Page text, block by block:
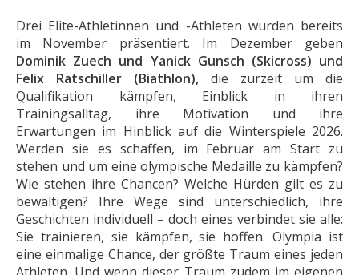
Drei Elite-Athletinnen und -Athleten wurden bereits
im November präsentiert. Im Dezember geben
Dominik Zuech und Yanick Gunsch (Skicross) und
Felix Ratschiller (Biathlon), die zurzeit um die
Qualifikation kämpfen, Einblick in ihren
Trainingsalltag, ihre Motivation und ihre
Erwartungen im Hinblick auf die Winterspiele 2026.
Werden sie es schaffen, im Februar am Start zu
stehen und um eine olympische Medaille zu kämpfen?
Wie stehen ihre Chancen? Welche Hürden gilt es zu
bewältigen? Ihre Wege sind unterschiedlich, ihre
Geschichten individuell – doch eines verbindet sie alle:
Sie trainieren, sie kämpfen, sie hoffen. Olympia ist
eine einmalige Chance, der größte Traum eines jeden